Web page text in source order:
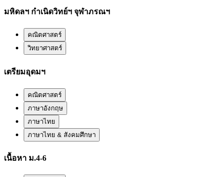
มหิดลฯ กำเนิดวิทย์ฯ จุฬาภรณฯ
คณิตศาสตร์
วิทยาศาสตร์
เตรียมอุดมฯ
คณิตศาสตร์
ภาษาอังกฤษ
ภาษาไทย
ภาษาไทย & สังคมศึกษา
เนื้อหา ม.4-6